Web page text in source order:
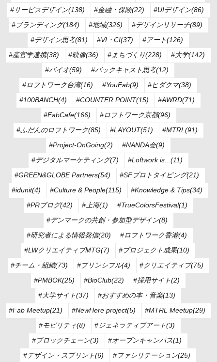
#サービスデザイン(138) #金融・保険(22)
#UIデザイン(86)
#ブランディング(184)
#地域(326)
#デザインリサーチ(89)
#デザイン思考(81)
#VI・CI(37)
#アート(126)
#産官学連携(38)
#映像(36) #まちづくり(228)
#大学(142)
#バイオ(59)
#バックキャスト思考(12)
#ロフトワーク台湾(16)
#YouFab(9)
#ヒダクマ(38)
#100BANCH(4)
#COUNTER POINT(15)
#AWRD(71)
#FabCafe(166)
#ロフトワーク京都(96)
#ふだんのロフトワーク(85)
#LAYOUT(51)
#MTRL(91)
#Project-OnGoing(2)
#NANDA会(9)
#デジタルマーケティング(7)
#Loftwork is...(11)
#GREEN&GLOBE Partners(54)
#SFプロトタイピング(21)
#idunit(4)
#Culture & People(115)
#Knowledge & Tips(34)
#PRブログ(42)
#上海(1)
#TrueColorsFestival(1)
#デンマークの共創・参加型デザイン(8)
#研究者による情報発信(20)
#ロフトワーク香港(4)
#LWクリエイティブMTG(7)
#プロジェクト成果(10)
#チーム・組織(73)
#プリンシプル(4)
#クリエイティブ(75)
#PMBOK(25)
#BioClub(22)
#採用サイト(2)
#大学サイト(37)
#おすすめの本・音楽(13)
#Fab Meetup(21)
#NewHere project(5)
#MTRL Meetup(29)
#モビリティ(8)
#ジェネラティブアート(3)
#ブロックチェーン(3)
#オープンキャンパス(1)
#デザイン・スプリント(6)
#ファシリテーション(25)